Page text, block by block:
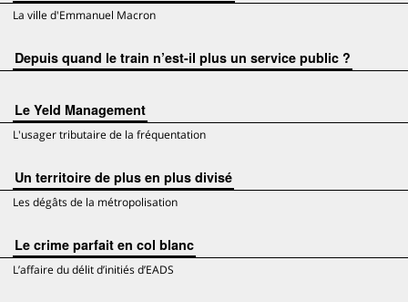
La ville d'Emmanuel Macron
Depuis quand le train n’est-il plus un service public ?
Le Yeld Management
L'usager tributaire de la fréquentation
Un territoire de plus en plus divisé
Les dégâts de la métropolisation
Le crime parfait en col blanc
L’affaire du délit d’initiés d’EADS